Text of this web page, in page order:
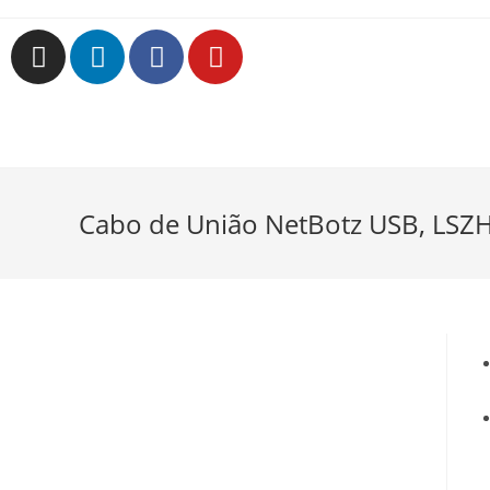
Cabo de União NetBotz USB,